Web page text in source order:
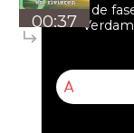
00:37
Bij de
A